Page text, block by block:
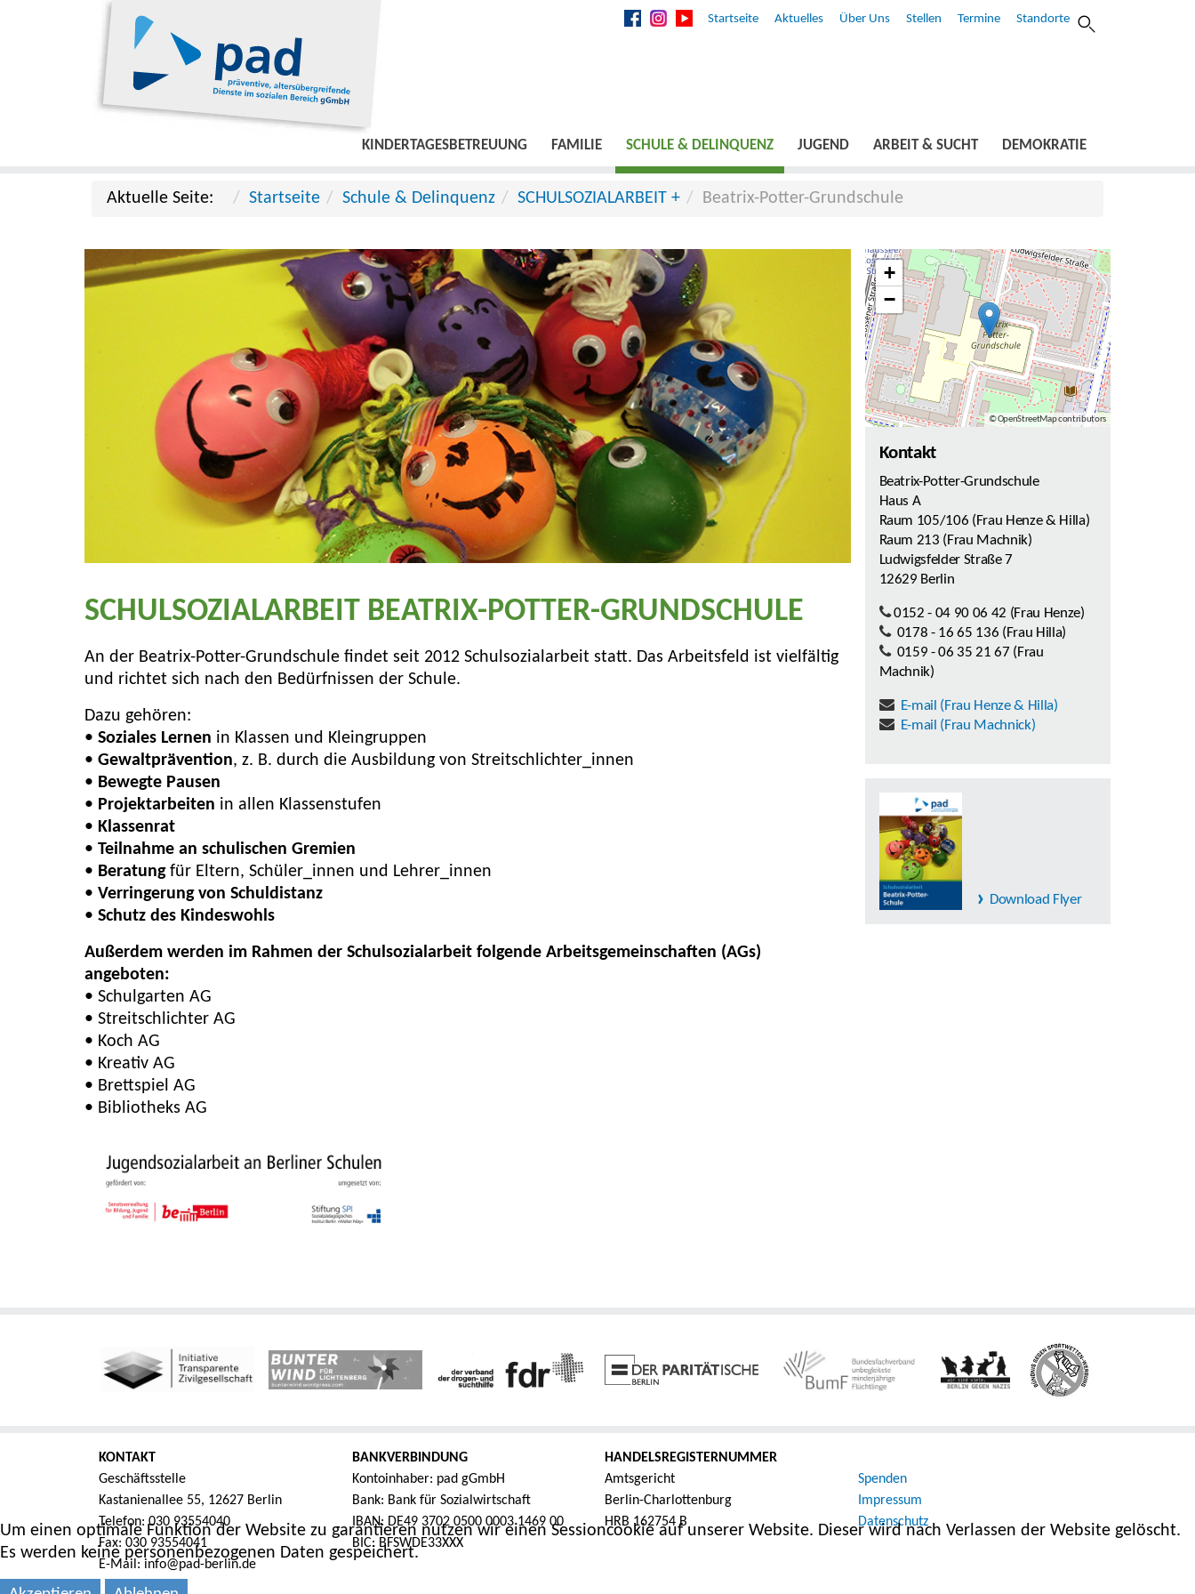
Startseite Aktuelles Über Uns Stellen Termine Standorte
KINDERTAGESBETREUUNG FAMILIE SCHULE & DELINQUENZ JUGEND ARBEIT & SUCHT DEMOKRATIE
Aktuelle Seite: Startseite Schule & Delinquenz SCHULSOZIALARBEIT + Beatrix-Potter-Grundschule
SCHULSOZIALARBEIT BEATRIX-POTTER-GRUNDSCHULE
An der Beatrix-Potter-Grundschule findet seit 2012 Schulsozialarbeit statt. Das Arbeitsfeld ist vielfältig
und richtet sich nach den Bedürfnissen der Schule.
Dazu gehören:
• Soziales Lernen in Klassen und Kleingruppen
• Gewaltprävention, z. B. durch die Ausbildung von Streitschlichter_innen
• Bewegte Pausen
• Projektarbeiten in allen Klassenstufen
• Klassenrat
• Teilnahme an schulischen Gremien
• Beratungfür Eltern, Schüler_innen und Lehrer_innen
• Verringerung von Schuldistanz
• Schutz des Kindeswohls
Außerdem werden im Rahmen der Schulsozialarbeit folgende Arbeitsgemeinschaften (AGs)
angeboten:
• Schulgarten AG
• Streitschlichter AG
• Koch AG
• Kreativ AG
• Brettspiel AG
• Bibliotheks AG
+
−
© OpenStreetMap contributors
Kontakt
Beatrix-Potter-Grundschule
Haus A
Raum 105/106 (Frau Henze & Hilla)
Raum 213 (Frau Machnik)
Ludwigsfelder Straße 7
12629 Berlin
0152 - 04 90 06 42 (Frau Henze)
0178 - 16 65 136 (Frau Hilla)
0159 - 06 35 21 67 (Frau
Machnik)
E-mail (Frau Henze & Hilla)
E-mail (Frau Machnick)
Download Flyer
KONTAKT
Geschäftsstelle
Kastanienallee 55, 12627 Berlin
Telefon: 030 93554040
Fax: 030 93554041
E-Mail: info@pad-berlin.de
BANKVERBINDUNG
Kontoinhaber: pad gGmbH
Bank: Bank für Sozialwirtschaft
IBAN: DE49 3702 0500 0003 1469 00
BIC: BFSWDE33XXX
HANDELSREGISTERNUMMER
Amtsgericht
Berlin-Charlottenburg
HRB 162754 B
Spenden
Impressum
Datenschutz
Um einen optimale Funktion der Website zu garantieren nutzen wir einen Sessioncookie auf unserer Website. Dieser wird nach Verlassen der Website gelöscht.
Es werden keine personenbezogenen Daten gespeichert.